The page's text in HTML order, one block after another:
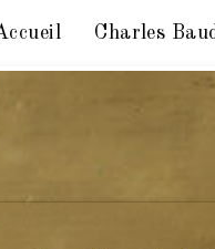
Charles
Honfleur, 28 februari 1859.